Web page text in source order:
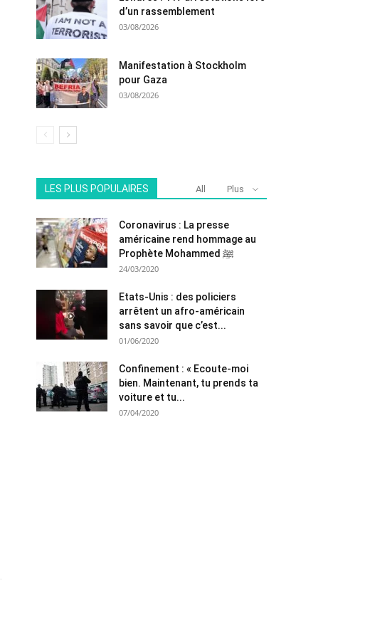
d’un rassemblement
03/08/2026
Manifestation à Stockholm
pour Gaza
03/08/2026
LES PLUS POPULAIRES All Plus
Coronavirus : La presse
américaine rend hommage au
Prophète Mohammed ﷺ
24/03/2020
Etats-Unis : des policiers
arrêtent un afro-américain
sans savoir que c’est...
01/06/2020
Confinement : « Ecoute-moi
bien. Maintenant, tu prends ta
voiture et tu...
07/04/2020